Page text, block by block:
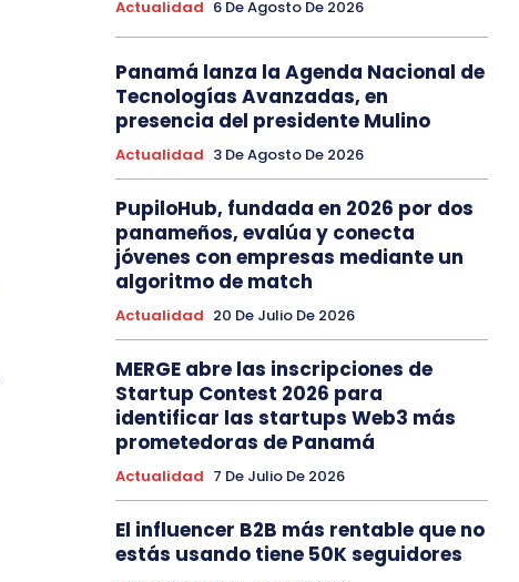
Actualidad 6 De Agosto De 2026
Panamá lanza la Agenda Nacional de
Tecnologías Avanzadas, en
presencia del presidente Mulino
Actualidad 3 De Agosto De 2026
PupiloHub, fundada en 2026 por dos
panameños, evalúa y conecta
jóvenes con empresas mediante un
algoritmo de match
Actualidad 20 De Julio De 2026
MERGE abre las inscripciones de
Startup Contest 2026 para
identificar las startups Web3 más
prometedoras de Panamá
Actualidad 7 De Julio De 2026
El influencer B2B más rentable que no
estás usando tiene 50K seguidores